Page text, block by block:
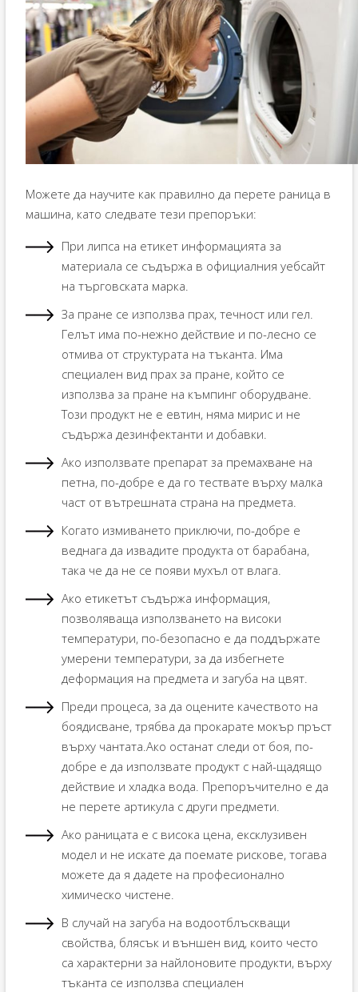
Можете да научите как правилно да перете раница в
машина, като следвате тези препоръки:
При липса на етикет информацията за
материала се съдържа в официалния уебсайт
на търговската марка.
За пране се използва прах, течност или гел.
Гелът има по-нежно действие и по-лесно се
отмива от структурата на тъканта. Има
специален вид прах за пране, който се
използва за пране на къмпинг оборудване.
Този продукт не е евтин, няма мирис и не
съдържа дезинфектанти и добавки.
Ако използвате препарат за премахване на
петна, по-добре е да го тествате върху малка
част от вътрешната страна на предмета.
Когато измиването приключи, по-добре е
веднага да извадите продукта от барабана,
така че да не се появи мухъл от влага.
Ако етикетът съдържа информация,
позволяваща използването на високи
температури, по-безопасно е да поддържате
умерени температури, за да избегнете
деформация на предмета и загуба на цвят.
Преди процеса, за да оцените качеството на
боядисване, трябва да прокарате мокър пръст
върху чантата.Ако останат следи от боя, по-
добре е да използвате продукт с най-щадящо
действие и хладка вода. Препоръчително е да
не перете артикула с други предмети.
Ако раницата е с висока цена, ексклузивен
модел и не искате да поемате рискове, тогава
можете да я дадете на професионално
химическо чистене.
В случай на загуба на водоотблъскващи
свойства, блясък и външен вид, които често
са характерни за найлоновите продукти, върху
тъканта се използва специален